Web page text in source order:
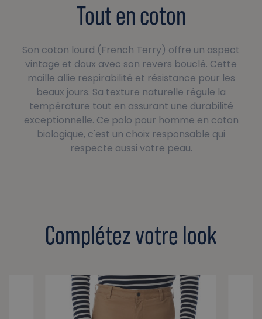
Tout en coton
Son coton lourd (French Terry) offre un aspect
vintage et doux avec son revers bouclé. Cette
maille allie respirabilité et résistance pour les
beaux jours. Sa texture naturelle régule la
température tout en assurant une durabilité
exceptionnelle. Ce polo pour homme en coton
biologique, c'est un choix responsable qui
respecte aussi votre peau.
Complétez votre look